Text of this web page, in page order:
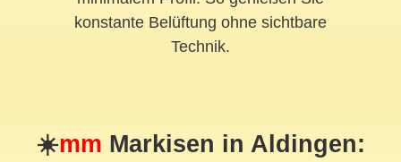
konstante Belüftung ohne sichtbare
Technik.
☀️mm Markisen in Aldingen: